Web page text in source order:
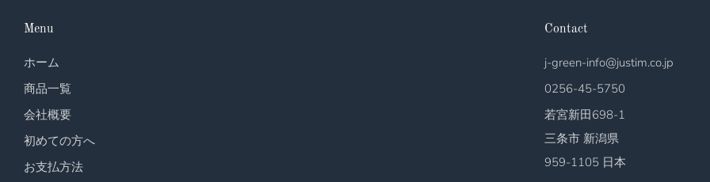
Menu
ホーム
商品一覧
会社概要
初めての方へ
お支払方法
Contact
j-green-info@justim.co.jp
0256-45-5750
若宮新田698-1
三条市 新潟県
959-1105 日本